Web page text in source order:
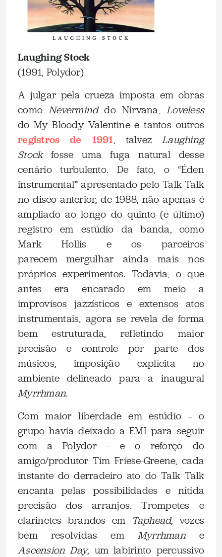
Laughing Stock
(1991, Polydor)
A julgar pela crueza imposta em obras
comoNeverminddo Nirvana, Loveless
do My Bloody Valentine e tantos outros
registros de 1991, talvez Laughing
Stockfosse uma fuga natural desse
cenário turbulento. De fato, o “Éden
instrumental” apresentado pelo Talk Talk
no disco anterior, de 1988, não apenas é
ampliado ao longo do quinto (e último)
registro em estúdio da banda, como
Mark Hollis e os parceiros
parecem mergulhar ainda mais nos
próprios experimentos. Todavia, o que
antes era encarado em meio a
improvisos jazzísticos e extensos atos
instrumentais, agora se revela de forma
bem estruturada, refletindo maior
precisão e controle por parte dos
músicos, imposição explícita no
ambiente delineado para a inaugural
Myrrhman.
Com maior liberdade em estúdio – o
grupo havia deixado a EMI para seguir
com a Polydor – e o reforço do
amigo/produtor Tim Friese-Greene, cada
instante do derradeiro ato do Talk Talk
encanta pelas possibilidades e nítida
precisão dos arranjos. Trompetes e
clarinetes brandos em
Taphead, vozes
bem resolvidas em Myrrhmane
Ascension Day, um labirinto percussivo